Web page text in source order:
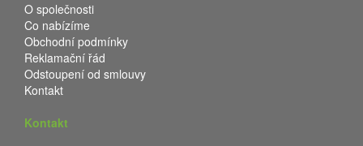
O společnosti
Co nabízíme
Obchodní podmínky
Reklamační řád
Odstoupení od smlouvy
Kontakt
Kontakt